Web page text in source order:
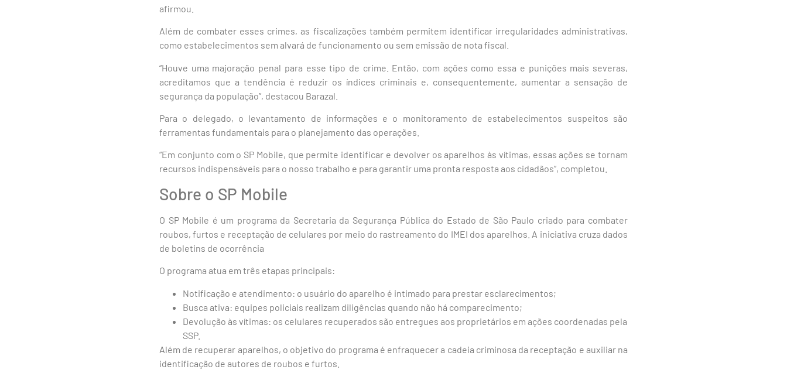
afirmou.
Além de combater esses crimes, as fiscalizações também permitem identificar irregularidades administrativas,
como estabelecimentos sem alvará de funcionamento ou sem emissão de nota fiscal.
“Houve uma majoração penal para esse tipo de crime. Então, com ações como essa e punições mais severas,
acreditamos que a tendência é reduzir os índices criminais e, consequentemente, aumentar a sensação de
segurança da população”, destacou Barazal.
Para o delegado, o levantamento de informações e o monitoramento de estabelecimentos suspeitos são
ferramentas fundamentais para o planejamento das operações.
“Em conjunto com o SP Mobile, que permite identificar e devolver os aparelhos às vítimas, essas ações se tornam
recursos indispensáveis para o nosso trabalho e para garantir uma pronta resposta aos cidadãos”, completou.
Sobre o SP Mobile
O SP Mobile é um programa da Secretaria da Segurança Pública do Estado de São Paulo criado para combater
roubos, furtos e receptação de celulares por meio do rastreamento do IMEI dos aparelhos. A iniciativa cruza dados
de boletins de ocorrência
O programa atua em três etapas principais:
Notificação e atendimento: o usuário do aparelho é intimado para prestar esclarecimentos;
Busca ativa: equipes policiais realizam diligências quando não há comparecimento;
Devolução às vítimas: os celulares recuperados são entregues aos proprietários em ações coordenadas pela
SSP.
Além de recuperar aparelhos, o objetivo do programa é enfraquecer a cadeia criminosa da receptação e auxiliar na
identificação de autores de roubos e furtos.